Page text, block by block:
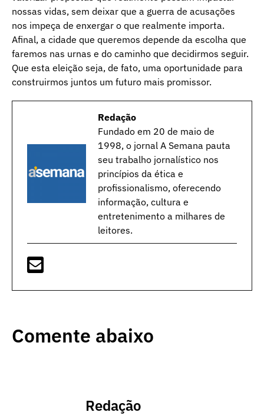
nossas vidas, sem deixar que a guerra de acusações
nos impeça de enxergar o que realmente importa.
Afinal, a cidade que queremos depende da escolha que
faremos nas urnas e do caminho que decidirmos seguir.
Que esta eleição seja, de fato, uma oportunidade para
construirmos juntos um futuro mais promissor.
Redação
Fundado em 20 de maio de
1998, o jornal A Semana pauta
seu trabalho jornalístico nos
princípios da ética e
profissionalismo, oferecendo
informação, cultura e
entretenimento a milhares de
leitores.
Comente abaixo
Redação